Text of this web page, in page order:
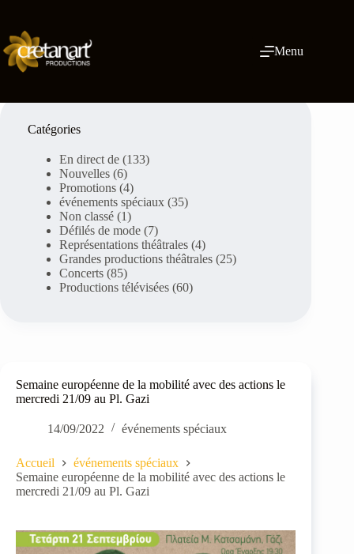
content
Menu
Semaine européenne de la mobilité avec des actions le
mercredi 21/09 au Pl. Gazi
14/09/2022 événements spéciaux
Accueil
événements spéciaux
Semaine européenne de la mobilité avec des actions le
mercredi 21/09 au Pl. Gazi
Catégories
En direct de (133)
Nouvelles (6)
Promotions (4)
événements spéciaux (35)
Non classé (1)
Défilés de mode (7)
Représentations théâtrales (4)
Grandes productions théâtrales (25)
Concerts (85)
Productions télévisées (60)